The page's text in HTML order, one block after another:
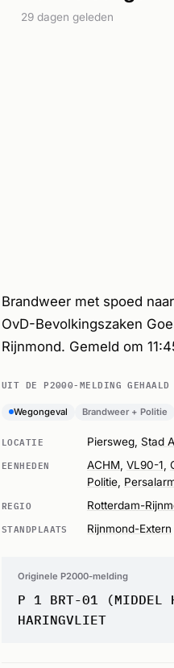
29 dagen geleden
Brandweer met spoed
OvD-Bevolkingszaken
Rijnmond. Gemeld om
UIT DE P2000-MELDING GEHAALD
Wegongeval Brandweer + Politie
LOCATIE Piersweg, Stad
EENHEDEN ACHM VL90-1
Politie,
REGIO Rotterdam-
STANDPLAATS Rijnmond-Extern
Originele P2000-melding
P 1 BRT-01 (MIDDEL
HARINGVLIET